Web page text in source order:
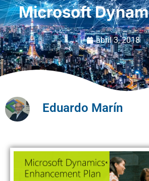
Microsoft
abril 3, 2018
Eduardo Marín